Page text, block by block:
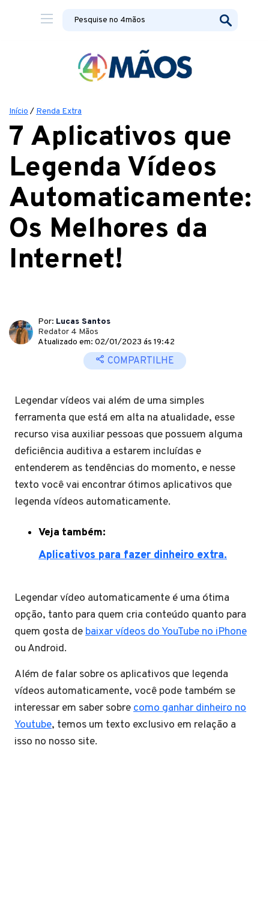
Início / Renda Extra
7 Aplicativos que
Legenda Vídeos
Automaticamente:
Os Melhores da
Internet!
Por: Lucas Santos
Redator 4 Mãos
Atualizado em: 02/01/2023 ás 19:42
COMPARTILHE
Legendar vídeos vai além de uma simples
ferramenta que está em alta na atualidade, esse
recurso visa auxiliar pessoas que possuem alguma
deficiência auditiva a estarem incluídas e
entenderem as tendências do momento, e nesse
texto você vai encontrar ótimos aplicativos que
legenda vídeos automaticamente.
Veja também:
Aplicativos para fazer dinheiro extra.
Legendar vídeo automaticamente é uma ótima
opção, tanto para quem cria conteúdo quanto para
quem gosta debaixar vídeos do YouTube no iPhone
ou Android.
Além de falar sobre os aplicativos que legenda
vídeos automaticamente, você pode também se
interessar em saber sobrecomo ganhar dinheiro no
Youtube, temos um texto exclusivo em relação a
isso no nosso site.